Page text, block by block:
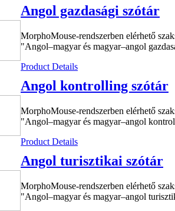
Angol gazdasági szótár
MorphoMouse-rendszerben elérhető
"Angol–magyar és magyar–angol
Product Details
Angol kontrolling szótár
MorphoMouse-rendszerben elérhető
"Angol–magyar és magyar–angol
Product Details
Angol turisztikai szótár
MorphoMouse-rendszerben elérhető
"Angol–magyar és magyar–angol